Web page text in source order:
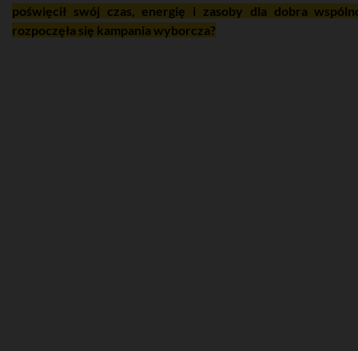
poświęcił swój czas, energię i zasoby dla dobra
rozpoczęła się kampania wyborcza?